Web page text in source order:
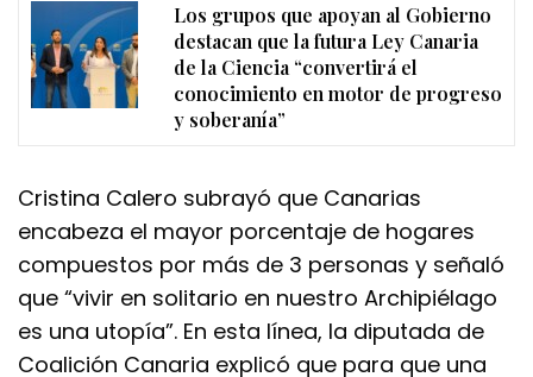
Los grupos que apoyan al Gobierno
destacan que la futura Ley Canaria
de la Ciencia “convertirá el
conocimiento en motor de progreso
y soberanía”
Cristina Calero subrayó que Canarias
encabeza el mayor porcentaje de hogares
compuestos por más de 3 personas y señaló
que “vivir en solitario en nuestro Archipiélago
es una utopía”. En esta línea, la diputada de
Coalición Canaria explicó que para que una